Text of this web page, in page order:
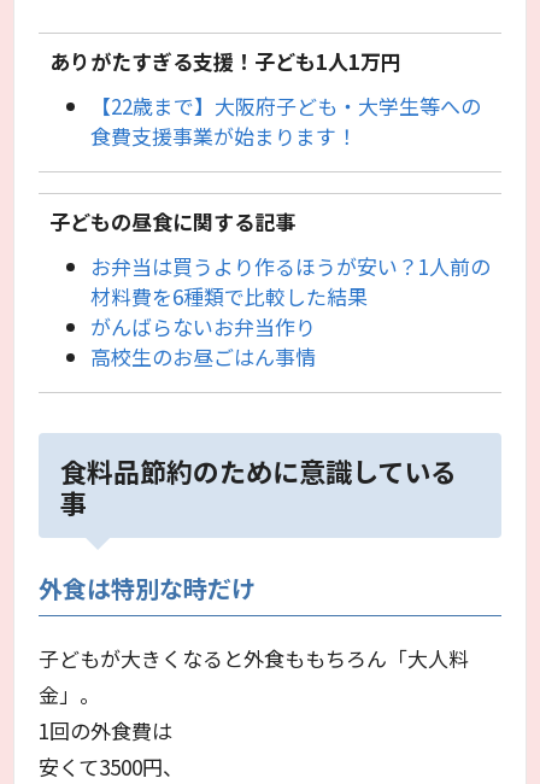
ありがたすぎる支援！子ども1人1万円
【22歳まで】大阪府子ども・大学生等への
食費支援事業が始まります！
子どもの昼食に関する記事
お弁当は買うより作るほうが安い？1人前の
材料費を6種類で比較した結果
がんばらないお弁当作り
高校生のお昼ごはん事情
食料品節約のために意識している
事
外食は特別な時だけ
子どもが大きくなると外食ももちろん「大人料
金」。
1回の外食費は
安くて3500円、